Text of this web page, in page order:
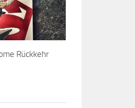
Rückkehr